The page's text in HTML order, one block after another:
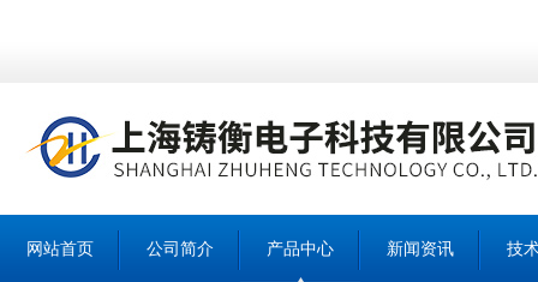
网站首页 公司简介 产品中心 新闻资讯 技